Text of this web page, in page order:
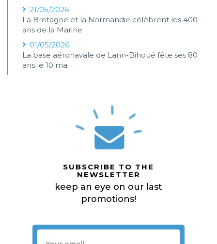
21/05/2026
La Bretagne et la Normandie célèbrent les 400
ans de la Marine
01/05/2026
La base aéronavale de Lann-Bihoué fête ses 80
ans le 10 mai
SUBSCRIBE TO THE
NEWSLETTER
keep an eye on our last
promotions!